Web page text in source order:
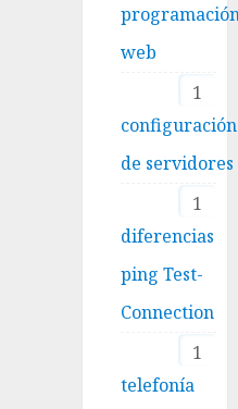
web
1
configuración
de servidores
1
diferencias
ping Test-
Connection
1
telefonía